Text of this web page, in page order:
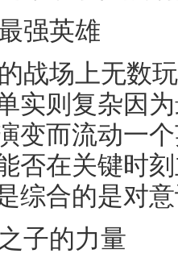
强英雄
战场上无数
实则复杂因
变而流动一
否在关键时
综合的是对
子的力量